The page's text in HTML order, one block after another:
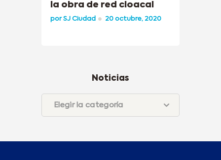
la obra de red cloacal
porSJ Ciudad 20 octubre, 2020
Noticias